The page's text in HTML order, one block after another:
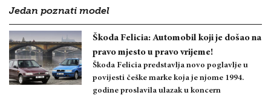
Jedan poznati model
Škoda Felicia: Automobil koji je došao na
pravo mjesto u pravo vrijeme!
Škoda Felicia predstavlja novo poglavlje u
povijesti češke marke koja je njome 1994.
godine proslavila ulazak u koncern